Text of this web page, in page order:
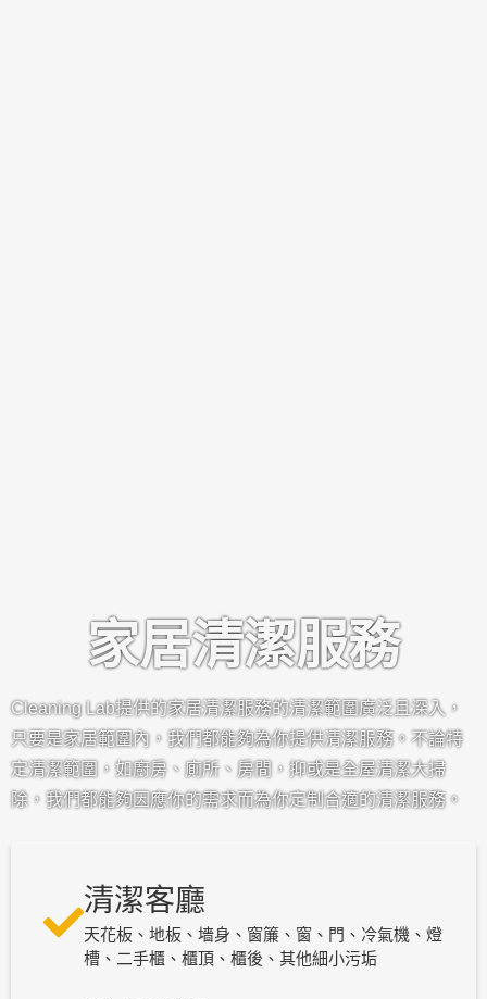
家居清潔服務
Cleaning Lab提供的家居清潔服務的清潔範圍廣泛且深入，
只要是家居範圍內，我們都能夠為你提供清潔服務。不論特
定清潔範圍，如廚房、廁所、房間，抑或是全屋清潔大掃
除，我們都能夠因應你的需求而為你定制合適的清潔服務。
清潔客廳
天花板、地板、墻身、窗簾、窗、門、冷氣機、燈
槽、二手櫃、櫃頂、櫃後、其他細小污垢